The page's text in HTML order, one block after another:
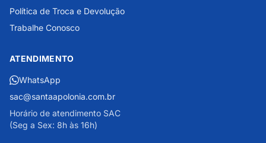
Política de Troca e Devolução
Trabalhe Conosco
ATENDIMENTO
WhatsApp
sac@santaapolonia.com.br
Horário de atendimento SAC
(Seg a Sex: 8h às 16h)